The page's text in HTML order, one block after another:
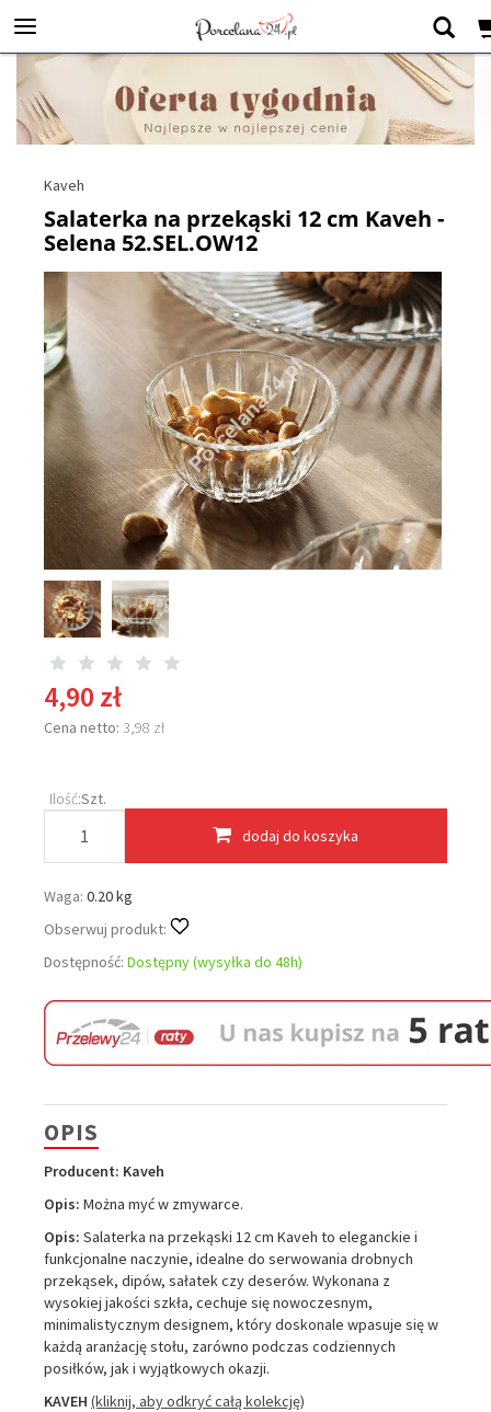
Kaveh
Salaterka na przekąski 12 cm Kaveh -
Selena 52.SEL.OW12
4,90 zł
Cena netto: 3,98 zł
Ilość:Szt.
dodaj do koszyka
Waga: 0.20 kg
Obserwuj produkt:
Dostępność: Dostępny (wysyłka do 48h)
OPIS
Producent: Kaveh
Opis: Można myć w zmywarce.
Opis: Salaterka na przekąski 12 cm Kaveh to eleganckie i
funkcjonalne naczynie, idealne do serwowania drobnych
przekąsek, dipów, sałatek czy deserów. Wykonana z
wysokiej jakości szkła, cechuje się nowoczesnym,
minimalistycznym designem, który doskonale wpasuje się w
każdą aranżację stołu, zarówno podczas codziennych
posiłków, jak i wyjątkowych okazji.
KAVEH (kliknij, aby odkryć całą kolekcję)